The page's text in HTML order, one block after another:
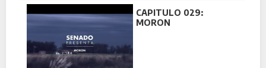
CAPITULO 029:
MORON